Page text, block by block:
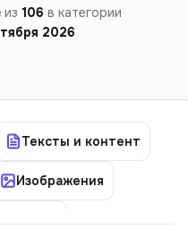
·из 106 в категории·
2026
Тексты и контент
Изображения
музыка)